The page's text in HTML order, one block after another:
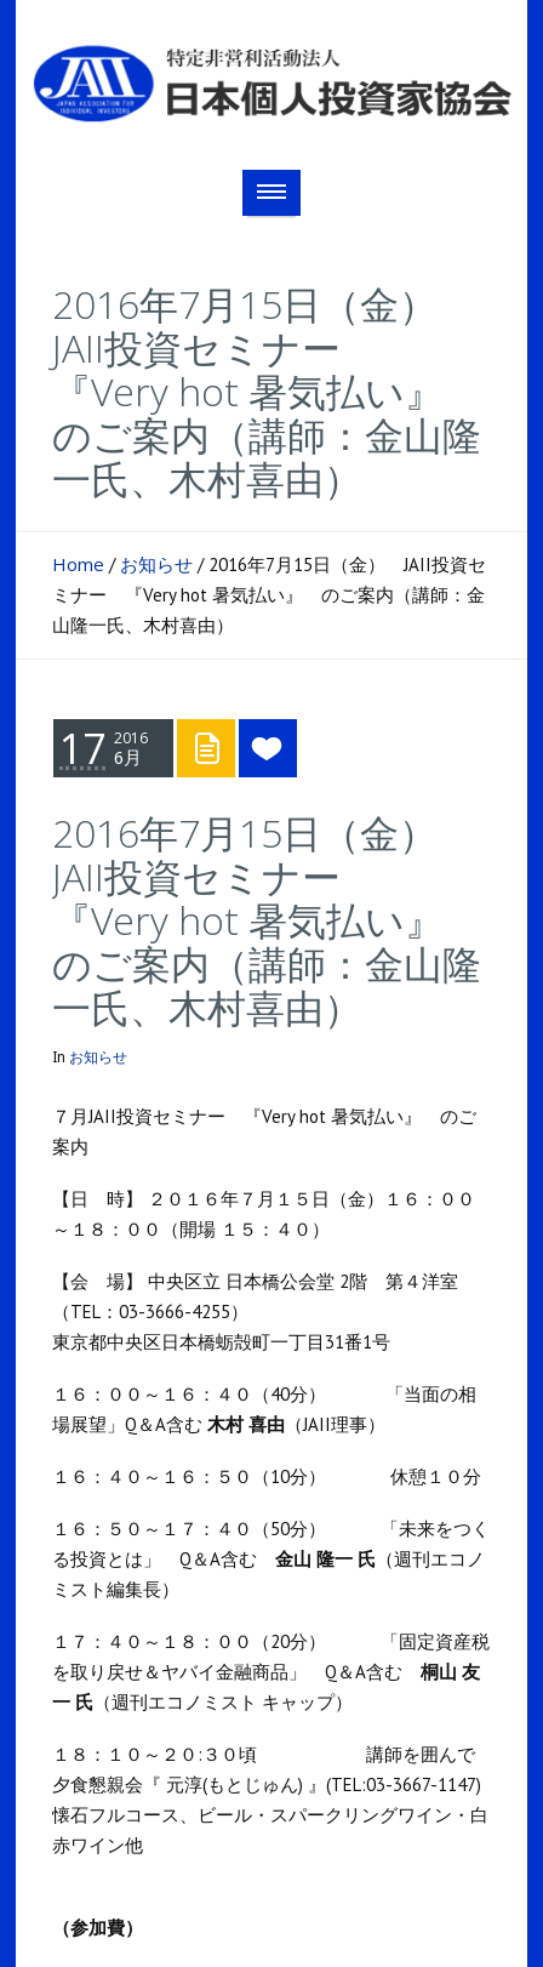
2016年7月15日（金）
JAII投資セミナー
『Very hot 暑気払い』
のご案内（講師：金山隆
一氏、木村喜由）
Home / お知らせ / 2016年7月15日（金） JAII投資セ
ミナー 『Very hot 暑気払い』 のご案内（講師：金
山隆一氏、木村喜由）
17 2016
6月
2016年7月15日（金）
JAII投資セミナー
『Very hot 暑気払い』
のご案内（講師：金山隆
一氏、木村喜由）
In お知らせ
７月JAII投資セミナー 『Very hot 暑気払い』 のご
案内
【日 時】 ２０１６年７月１５日（金）１６：００
～１８：００（開場 １５：４０）
【会 場】 中央区立 日本橋公会堂 2階 第４洋室
（TEL：03-3666-4255）
東京都中央区日本橋蛎殻町一丁目31番1号
１６：００～１６：４０（40分） 「当面の相
場展望」Q＆A含む木村 喜由 （JAII理事）
１６：４０～１６：５０（10分） 休憩１０分
１６：５０～１７：４０（50分）
「未来をつく
る投資とは」 Q＆A含む金山 隆一 氏 （週刊エコノ
ミスト編集長）
１７：４０～１８：００（20分）
「固定資産税
を取り戻せ＆ヤバイ金融商品」 Q＆A含む桐山 友
一 氏 （週刊エコノミスト キャップ）
１８：１０～２０:３０頃 講師を囲んで
夕食懇親会『 元淳(もとじゅん) 』(TEL:03-3667-1147)
懐石フルコース、ビール・スパークリングワイン・白
赤ワイン他
（参加費）